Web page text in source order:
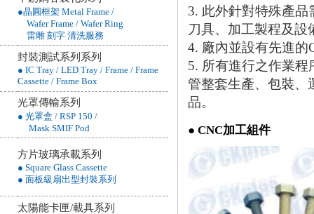
●晶圓框架 Metal Frame /
Wafer Frame / Wafer Ring
雷雕 刻字 清洗服務
封裝測試系列系列
● IC Tray / LED Tray / Frame / Frame
Cassette / Frame Box
光罩傳輸系列
● 光罩盒 / RSP 150 /
Mask SMIF Pod
方片玻璃承載系列
● Square Glass Cassette
● 面板級扇出型封裝系列
太陽能卡匣/載具系列
3. 此外針對特殊產
刀具、加工製程及設
4. 廠內並設有先進的
5. 所有進行之作業
管整套生產、包裝、
品。
● CNC加工組件